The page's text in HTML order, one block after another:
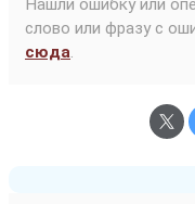
Нашли ошибку или
слово или фразу с
сюда.